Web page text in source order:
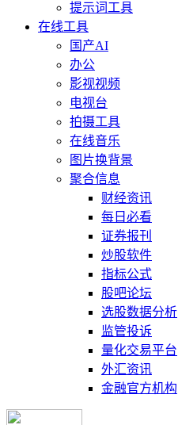
提示词工具
在线工具
国产AI
办公
影视视频
电视台
拍摄工具
在线音乐
图片换背景
聚合信息
财经资讯
每日必看
证券报刊
炒股软件
指标公式
股吧论坛
选股数据分析
监管投诉
量化交易平台
外汇资讯
金融官方机构